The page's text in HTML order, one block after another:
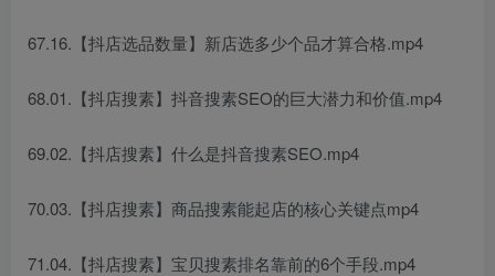
67.16.【抖店选品数量】新店选多少个品才算合格.mp4
68.01.【抖店搜素】抖音搜素SEO的巨大潜力和价值.mp4
69.02.【抖店搜素】什么是抖音搜素SEO.mp4
70.03.【抖店搜素】商品搜素能起店的核心关键点mp4
71.04.【抖店搜素】宝贝搜素排名靠前的6个手段.mp4